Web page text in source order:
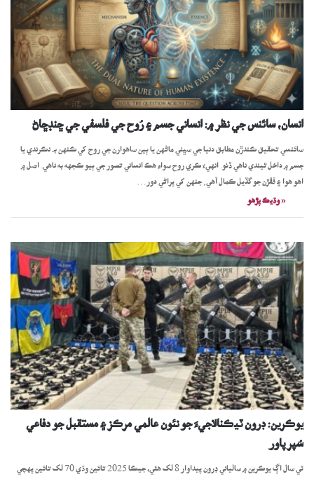
انسان، سائنس جي نظر ۾: انساني جسم ۽ رُوح جي فلسفي جي ڇنڊڇاڻ
سائنسي تحقيق ڪندڙن مطابق دنيا جي سڀني ماڻهن يا ٻين ساهوارن جي روح کي ڪنهن بہ نڪرندي يا
جسم ۾ داخل ٿيندي ناهي ڏٺو. انهيءَ ڪري روح سواءِ هڪ انساني تصور جي ٻيو ڪجهه به ناهي. اصل ۾
اهو هوا ۽ ڦڦڙن جو گڏيل ڪمال آهي, جنهن کي پراڻي دور…
« وڌيڪ پڙھو
يوڪرين: ڊرون ٽيڪنالاجيءَ جو نئون عالمي مرڪز ۽ مستقبل جو دفاعي
سُپر پاور
ٽي سال اڳ يوڪرين ۾ سالياني ڊرون پيداوار 8 لک هئي، جيڪا 2025 تائين وڌي 70 لک تائين پهچي